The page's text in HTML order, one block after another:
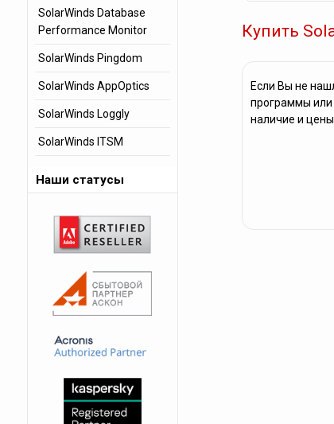
Купить
Если Вы не
программы или
наличие и
SolarWinds Database
Performance Monitor
SolarWinds Pingdom
SolarWinds AppOptics
SolarWinds Loggly
SolarWinds ITSM
Наши статусы